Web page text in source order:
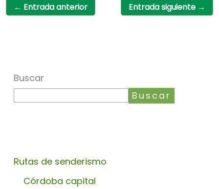
← Entrada anterior Entrada siguiente →
Buscar
Buscar
Rutas de senderismo
Córdoba capital